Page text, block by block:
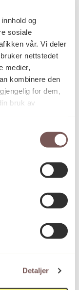
og
sosiale
vår. Vi deler
nettstedet
medier,
kombinere den
for dem,
bruk av
Detaljer